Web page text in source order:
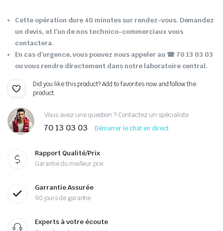
Cette opération dure 40 minutes sur rendez-vous. Demandez
un devis, et l’un de nos technico-commerciaux vous
contactera.
En cas d’urgence, vous pouvez nous appeler au ☎ 70 13 03 03
ou vous rendre directement dans notre laboratoire central.
Did you like this product? Add to favorites now and follow the
product.
Vous avez une question ? Contactez un spécialiste
70 13 03 03 Démarrer le chat en direct
Rapport Qualité/Prix
Garantie du meilleur prix
Garrantie Assurée
90 jours de garantie
Experts à votre écoute